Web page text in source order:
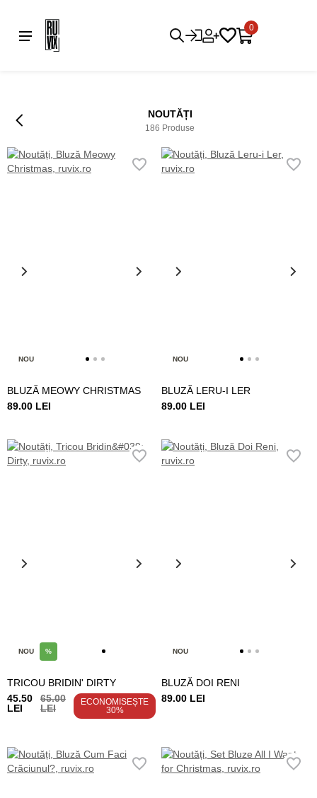
0
NOUTĂȚI
186 Produse
NOU
BLUZĂ MEOWY CHRISTMAS
89.00 LEI
NOU
BLUZĂ LERU-I LER
89.00 LEI
NOU %
TRICOU BRIDIN' DIRTY
45.50
LEI
65.00
LEI
ECONOMISEȘTE
30%
NOU
BLUZĂ DOI RENI
89.00 LEI